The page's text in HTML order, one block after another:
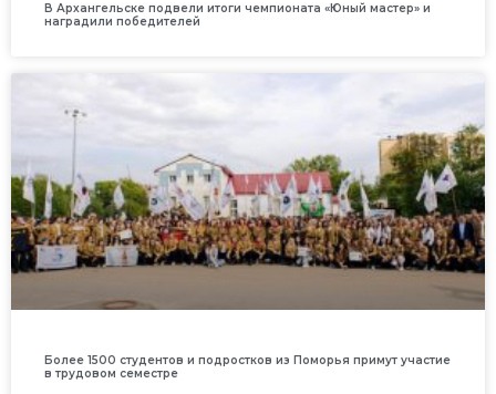
В Архангельске подвели итоги чемпионата «Юный мастер» и
наградили победителей
Более 1500 студентов и подростков из Поморья примут участие
в трудовом семестре